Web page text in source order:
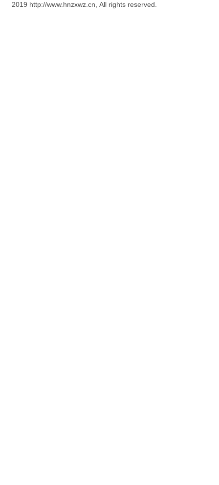
2019 http://www.hnzxwz.cn, All rights reserved.